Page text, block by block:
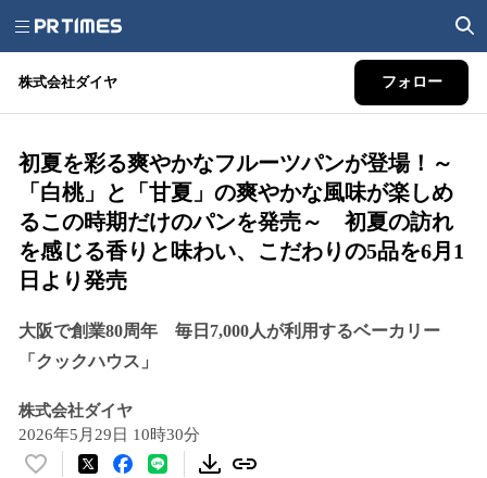
株式会社ダイヤ フォロー
初夏を彩る爽やかなフルーツパンが登場！～
「白桃」と「甘夏」の爽やかな風味が楽しめ
るこの時期だけのパンを発売～ 初夏の訪れ
を感じる香りと味わい、こだわりの5品を6月1
日より発売
大阪で創業80周年 毎日7,000人が利用するベーカリー
「クックハウス」
株式会社ダイヤ
2026年5月29日 10時30分
い